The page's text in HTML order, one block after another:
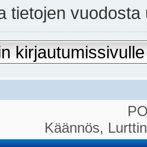
tietojen
kirjautumissivulle
Käännös,